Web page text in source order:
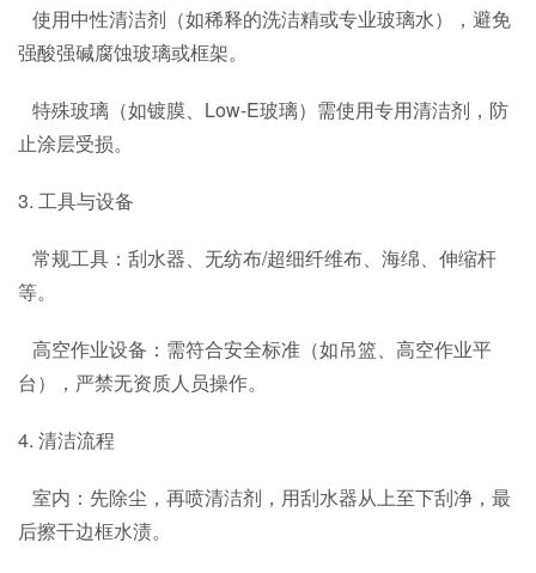
使用中性清洁剂（如稀释的洗洁精或专业玻璃水），避免
强酸强碱腐蚀玻璃或框架。
特殊玻璃（如镀膜、Low-E玻璃）需使用专用清洁剂，防
止涂层受损。
3. 工具与设备
常规工具：刮水器、无纺布/超细纤维布、海绵、伸缩杆
等。
高空作业设备：需符合安全标准（如吊篮、高空作业平
台），严禁无资质人员操作。
4. 清洁流程
室内：先除尘，再喷清洁剂，用刮水器从上至下刮净，最
后擦干边框水渍。